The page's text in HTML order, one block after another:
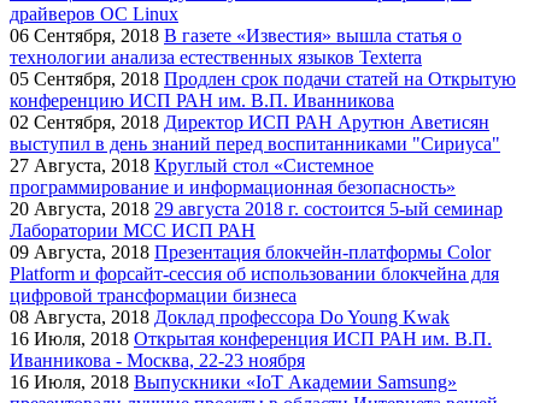
драйверов ОС Linux
06 Сентября, 2018 В газете «Известия» вышла статья о
технологии анализа естественных языков Texterra
05 Сентября, 2018 Продлен срок подачи статей на Открытую
конференцию ИСП РАН им. В.П. Иванникова
02 Сентября, 2018 Директор ИСП РАН Арутюн Аветисян
выступил в день знаний перед воспитанниками "Сириуса"
27 Августа, 2018 Круглый стол «Системное
программирование и информационная безопасность»
20 Августа, 2018 29 августа 2018 г. состоится 5-ый семинар
Лаборатории МСС ИСП РАН
09 Августа, 2018 Презентация блокчейн-платформы Color
Platform и форсайт-сессия об использовании блокчейна для
цифровой трансформации бизнеса
08 Августа, 2018 Доклад профессора Do Young Kwak
16 Июля, 2018 Открытая конференция ИСП РАН им. В.П.
Иванникова - Москва, 22-23 ноября
16 Июля, 2018 Выпускники «IoT Академии Samsung»